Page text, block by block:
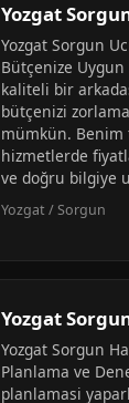
Yozgat
Yozgat Sorgun
Bütçenize Uygun
kaliteli bir
bütçenizi
mümkün.
hizmetlerde
ve doğru bilgiye
Yozgat / Sorgun
Yozgat
Yozgat Sorgun
Planlama ve
planlamasi